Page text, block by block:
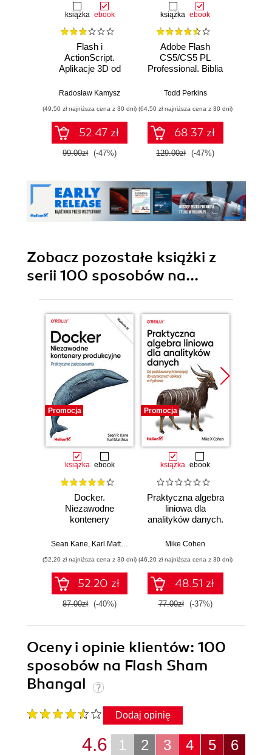
książka ebook
Flash i
ActionScript.
Aplikacje 3D od
Radosław Kamysz
(49,50 zł najniższa cena z 30 dni)
52.47 zł
99.00zł (-47%)
książka ebook
Adobe Flash
CS5/CS5 PL
Professional. Biblia
Todd Perkins
(64,50 zł najniższa cena z 30 dni)
68.37 zł
129.00zł (-47%)
Zobacz pozostałe książki z
serii 100 sposobów na...
Promocja
książka ebook
Docker.
Niezawodne
kontenery
Praktyczne
Wydanie III
Sean Kane Karl Matthias
(52,20 zł najniższa cena z 30 dni)
52.20 zł
87.00zł (-40%)
Promocja
książka ebook
Praktyczna algebra
liniowa dla
analityków danych.
koncepcji do
aplikacji w
Pythonie
Mike Cohen
(46,20 zł najniższa cena z 30 dni)
48.51 zł
77.00zł (-37%)
Oceny i opinie klientów: 100
sposobów na Flash Sham
Bhangal
Dodaj opinię
6
5
4
3
2
1
4.6